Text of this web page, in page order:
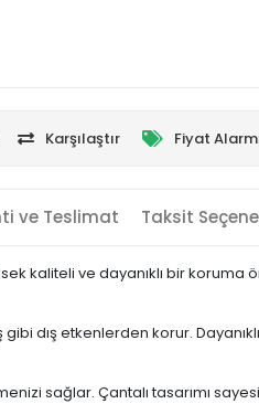
Karşılaştır Fiyat
ve Teslimat Taksit
kaliteli ve dayanıklı bir
dış etkenlerden korur.
sağlar. Çantalı tasarımı